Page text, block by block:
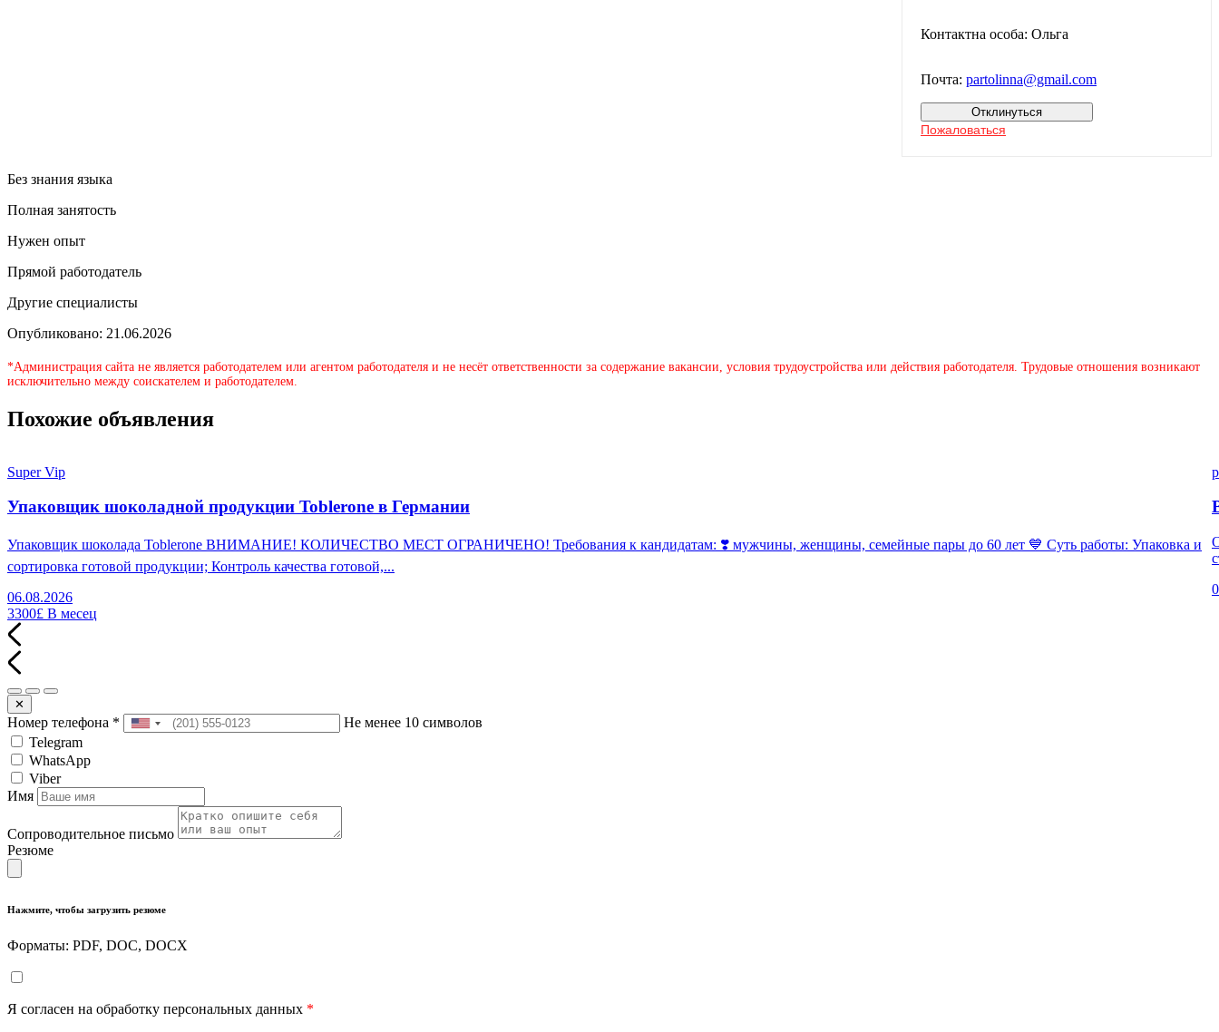
Контактна особа: Ольга
Почта: partolinna@gmail.com
Отклинуться
Пожаловаться
Без знания языка
Полная занятость
Нужен опыт
Прямой работодатель
Другие специалисты
Опубликовано: 21.06.2026
*Администрация сайта не является работодателем или агентом работодателя и не несёт ответственности за содержание вакансии, условия трудоустройства или действия работодателя. Трудовые отношения возникают
исключительно между соискателем и работодателем.
Похожие объявления
Super Vip
Упаковщик шоколадной продукции Toblerone в Германии
Упаковщик шоколада Toblerone ВНИМАНИЕ! КОЛИЧЕСТВО МЕСТ ОГРАНИЧЕНО! Требования к кандидатам: ❣️ мужчины, женщины, семейные пары до 60 лет 💙 Суть работы: Упаковка и
сортировка готовой продукции; Контроль качества готовой,...
06.08.2026
3300£ В месец
✕
Номер телефона *
Не менее 10 символов
Telegram
WhatsApp
Viber
Имя
Сопроводительное письмо
Резюме
Нажмите, чтобы загрузить резюме
Форматы: PDF, DOC, DOCX
Я согласен на обработку персональных данных *